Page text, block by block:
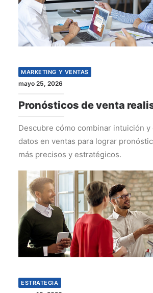
MARKETING Y VENTAS
mayo 25, 2026
Pronósticos de venta
Descubre cómo combinar intuición y
datos en ventas para lograr
más precisos y estratégicos.
ESTRATEGIA